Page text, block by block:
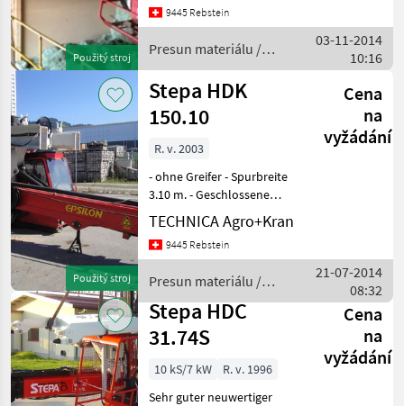
Použitý stroj
Presun materiálu Zdvíhače
a nakladače
9445 Rebstein
Presun materiálu /
Stepa
03-11-2014
10:16
Použitý stroj
Stepa HDK
150.10
Cena
na
vyžádání
R. v. 2003
- ohne Greifer - Spurbreite
3.10 m. - Geschlossene
Kabine -
Elektrohydraulische
Vorsteuerung - PVG 32 -
Kw Reichweite 10 m. 15.0
m/
TECHNICA Agro+Kran
9445 Rebstein
Presun materiálu /
Stepa
21-07-2014
08:32
Stepa HDC
31.74S
Cena
na
vyžádání
10 kS/7 kW
R. v. 1996
Sehr guter neuwertiger